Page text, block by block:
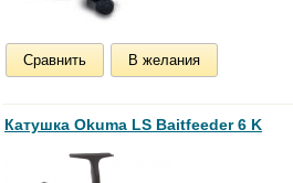
Сравнить В желания
Катушка Okuma LS Baitfeeder 6 K